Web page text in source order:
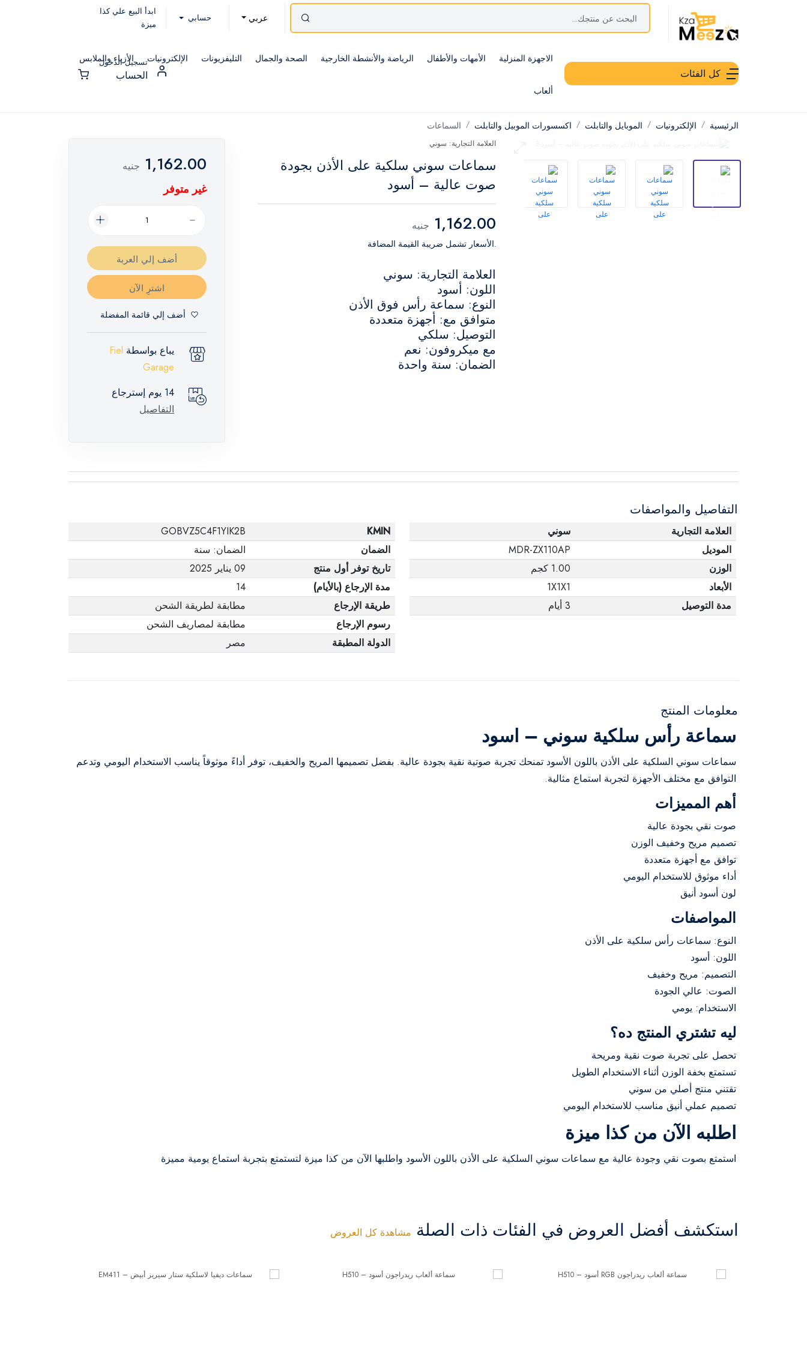
عربي حسابي
ابدأ البيع علي كذا
ميزة
كل الفئات
الاجهزة المنزلية الأمهات والأطفال الرياضة والأنشطة الخارجية الصحة والجمال التليفزيونات الإلكترونيات الأزياء والملابس
ألعاب
تسجيل الدخول
الحساب
الرئيسية الإلكترونيات الموبايل والتابلت اكسسورات الموبيل والتابلت السماعات
العلامة التجارية: سوني
سماعات سوني سلكية على الأذن بجودة
صوت عالية – أسود
1,162.00 جنيه
.الأسعار تشمل ضريبة القيمة المضافة
العلامة التجارية: سوني
اللون: أسود
النوع: سماعة رأس فوق الأذن
متوافق مع: أجهزة متعددة
التوصيل: سلكي
مع ميكروفون: نعم
الضمان: سنة واحدة
1,162.00 جنيه
غير متوفر
أضف إلي العربة
اشترِ الآن
أضف إلي قائمة المفضلة
يباع بواسطة Fiel
Garage
14 يوم إسترجاع
التفاصيل
التفاصيل والمواصفات
العلامة التجارية
سوني
الموديل
MDR-ZX110AP
الوزن
1.00 كجم
الأبعاد
1X1X1
مدة التوصيل
3 أيام
KMIN
GOBVZ5C4F1YIK2B
الضمان
الضمان: سنة
تاريخ توفر أول منتج
09 يناير 2025
مدة الإرجاع (بالأيام)
14
طريقة الإرجاع
مطابقة لطريقة الشحن
رسوم الإرجاع
مطابقة لمصاريف الشحن
الدولة المطبقة
مصر
معلومات المنتج
سماعة رأس سلكية سوني – اسود
سماعات سوني السلكية على الأذن باللون الأسود تمنحك تجربة صوتية نقية بجودة عالية. بفضل تصميمها المريح والخفيف، توفر أداءً موثوقاً يناسب الاستخدام اليومي وتدعم
التوافق مع مختلف الأجهزة لتجربة استماع مثالية.
أهم المميزات
صوت نقي بجودة عالية
تصميم مريح وخفيف الوزن
توافق مع أجهزة متعددة
أداء موثوق للاستخدام اليومي
لون أسود أنيق
المواصفات
النوع: سماعات رأس سلكية على الأذن
اللون: أسود
التصميم: مريح وخفيف
الصوت: عالي الجودة
الاستخدام: يومي
ليه تشتري المنتج ده؟
تحصل على تجربة صوت نقية ومريحة
تستمتع بخفة الوزن أثناء الاستخدام الطويل
تقتني منتج أصلي من سوني
تصميم عملي أنيق مناسب للاستخدام اليومي
اطلبه الآن من كذا ميزة
استمتع بصوت نقي وجودة عالية مع سماعات سوني السلكية على الأذن باللون الأسود واطلبها الآن من كذا ميزة لتستمتع بتجربة استماع يومية مميزة
استكشف أفضل العروض في الفئات ذات الصلة مشاهدة كل العروض